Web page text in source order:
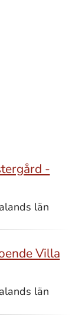
-
län
Villa
län